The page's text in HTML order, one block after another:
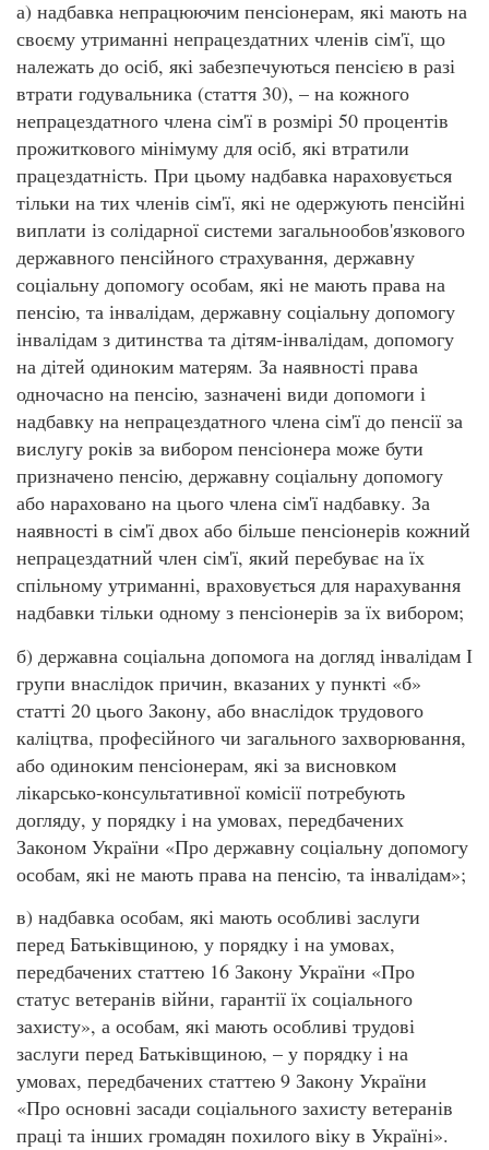
а) надбавка непрацюючим пенсіонерам, які мають на
своєму утриманні непрацездатних членів сім'ї, що
належать до осіб, які забезпечуються пенсією в разі
втрати годувальника (стаття 30), – на кожного
непрацездатного члена сім'ї в розмірі 50 процентів
прожиткового мінімуму для осіб, які втратили
працездатність. При цьому надбавка нараховується
тільки на тих членів сім'ї, які не одержують пенсійні
виплати із солідарної системи загальнообов'язкового
державного пенсійного страхування, державну
соціальну допомогу особам, які не мають права на
пенсію, та інвалідам, державну соціальну допомогу
інвалідам з дитинства та дітям-інвалідам, допомогу
на дітей одиноким матерям. За наявності права
одночасно на пенсію, зазначені види допомоги і
надбавку на непрацездатного члена сім'ї до пенсії за
вислугу років за вибором пенсіонера може бути
призначено пенсію, державну соціальну допомогу
або нараховано на цього члена сім'ї надбавку. За
наявності в сім'ї двох або більше пенсіонерів кожний
непрацездатний член сім'ї, який перебуває на їх
спільному утриманні, враховується для нарахування
надбавки тільки одному з пенсіонерів за їх вибором;
б) державна соціальна допомога на догляд інвалідам І
групи внаслідок причин, вказаних у пункті «б»
статті 20 цього Закону, або внаслідок трудового
каліцтва, професійного чи загального захворювання,
або одиноким пенсіонерам, які за висновком
лікарсько-консультативної комісії потребують
догляду, у порядку і на умовах, передбачених
Законом України «Про державну соціальну допомогу
особам, які не мають права на пенсію, та інвалідам»;
в) надбавка особам, які мають особливі заслуги
перед Батьківщиною, у порядку і на умовах,
передбачених статтею 16 Закону України «Про
статус ветеранів війни, гарантії їх соціального
захисту», а особам, які мають особливі трудові
заслуги перед Батьківщиною, – у порядку і на
умовах, передбачених статтею 9 Закону України
«Про основні засади соціального захисту ветеранів
праці та інших громадян похилого віку в Україні».